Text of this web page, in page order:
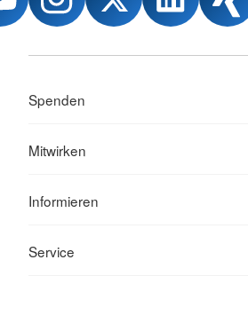
Spenden
Mitwirken
Informieren
Service